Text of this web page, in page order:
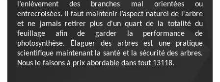
l’enlèvement des branches mal orientées ou
entrecroisées. Il faut maintenir l’aspect naturel de l'arbre
et ne jamais retirer plus d'un quart de la totalité du
feuillage afin de garder la performance de
photosynthèse. Élaguer des arbres est une pratique
scientifique maintenant la santé et la sécurité des arbres.
Nous le faisons à prix abordable dans tout 13118.